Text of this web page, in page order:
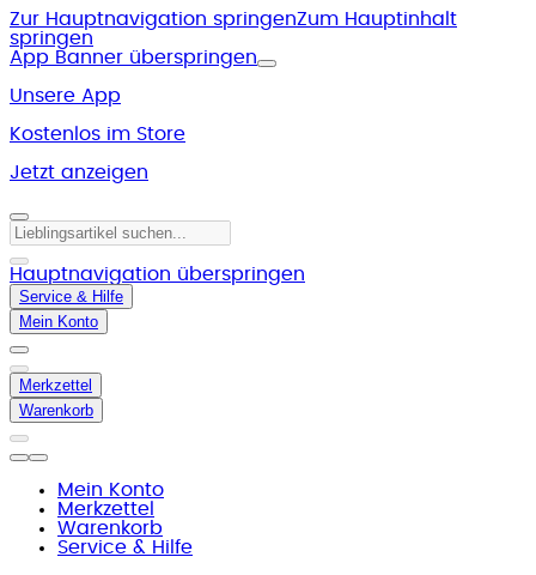
Zur Hauptnavigation springenZum Hauptinhalt
springen
App Banner überspringen
Unsere App
Kostenlos im Store
Jetzt anzeigen
Hauptnavigation überspringen
Service & Hilfe
Mein Konto
Merkzettel
Warenkorb
Mein Konto
Merkzettel
Warenkorb
Service & Hilfe